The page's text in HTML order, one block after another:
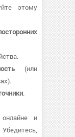
этому
(или
.
и